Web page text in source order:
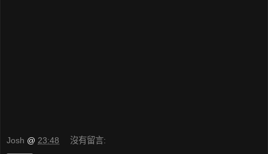
Josh @ 23:48 沒有留言: